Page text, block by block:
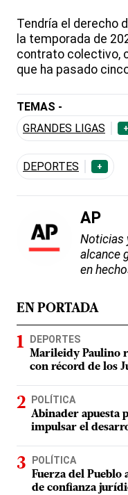
Tendría el derecho
la temporada de
contrato colectivo,
que ha pasado
TEMAS -
GRANDES LIGAS
+
DEPORTES +
AP
Noticias
alcance
en
EN PORTADA
DEPORTES
Marileidy Paulino
con récord de los
POLÍTICA
Abinader apuesta
impulsar el
POLÍTICA
Fuerza del Pueblo
de confianza